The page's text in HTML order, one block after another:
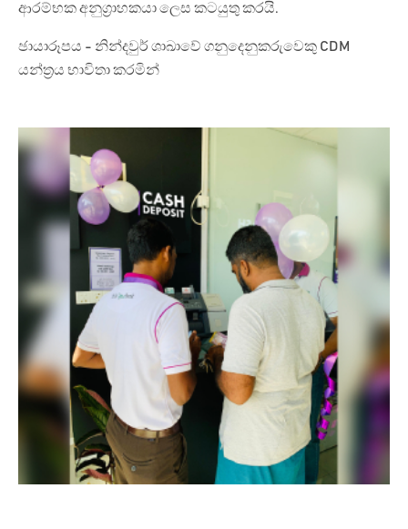
ආරම්භක අනුග්‍රාහකයා ලෙස කටයුතු කරයි.
ඡායාරූපය - නින්දවුර් ශාඛාවේ ගනුදෙනුකරුවෙකු CDM
යන්ත්‍රය භාවිතා කරමින්